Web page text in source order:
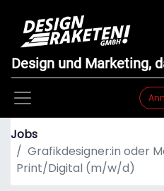
Design und Marketing,
Jobs
Grafikdesigner:in oder
Print/Digital (m/w/d)